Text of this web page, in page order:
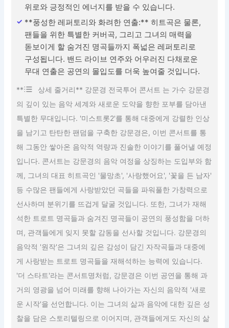
위로와 긍정적인 에너지를 받을 수 있습니다.
**풍성한 레퍼토리와 화려한 연출:** 히트곡은 물론,
팬들을 위한 특별한 커버곡, 그리고 그녀의 매력을
돋보이게 할 숨겨진 명곡들까지 폭넓은 레퍼토리로
구성됩니다. 밴드 라이브 연주와 어우러진 다채로운
무대 연출은 공연의 몰입도를 더욱 높여줄 것입니다.
**
상세 줄거리** 강문경 전국투어 콘서트 는 가수 강문경
의 깊이 있는 음악 세계와 새로운 도약을 향한 포부를 담아낸
특별한 무대입니다. '미스트롯2'를 통해 대중에게 강렬한 인상
을 남기고 탄탄한 팬덤을 구축한 강문경은, 이번 콘서트를 통
해 그동안 쌓아온 음악적 역량과 진솔한 이야기를 풀어낼 예정
입니다. 콘서트는 강문경의 음악 여정을 상징하는 도입부와 함
께, 그녀의 대표 히트곡인 '물망초', '사랑했어요', '꽃을 든 남자'
등 수많은 팬들에게 사랑받았던 곡들을 파워풀한 가창력으로
선사하며 분위기를 뜨겁게 달굴 것입니다. 또한, 그녀가 재해
석한 트로트 명곡들과 숨겨진 명곡들이 공연의 풍성함을 더하
며, 관객들에게 잊지 못할 감동을 선사할 것입니다. 강문경의
음악적 '원작'은 그녀의 깊은 감성이 담긴 자작곡들과 대중에
게 사랑받는 트로트 명곡들을 재해석하는 능력에 있습니다.
'더 스타트'라는 콘서트명처럼, 강문경은 이번 공연을 통해 과
거의 영광을 넘어 미래를 향해 나아가는 자신의 음악적 '새로
운 시작'을 선언합니다. 이는 그녀의 삶과 음악에 대한 깊은 성
찰을 담은 스토리텔링으로 이어지며, 관객들에게도 자신의 삶